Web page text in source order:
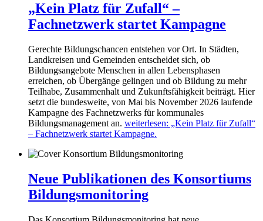
„Kein Platz für Zufall“ –
Fachnetzwerk startet Kampagne
Gerechte Bildungschancen entstehen vor Ort. In Städten,
Landkreisen und Gemeinden entscheidet sich, ob
Bildungsangebote Menschen in allen Lebensphasen
erreichen, ob Übergänge gelingen und ob Bildung zu mehr
Teilhabe, Zusammenhalt und Zukunftsfähigkeit beiträgt. Hier
setzt die bundesweite, von Mai bis November 2026 laufende
Kampagne des Fachnetzwerks für kommunales
Bildungsmanagement an. weiterlesen: „Kein Platz für Zufall“
– Fachnetzwerk startet Kampagne.
Neue Publikationen des Konsortiums
Bildungsmonitoring